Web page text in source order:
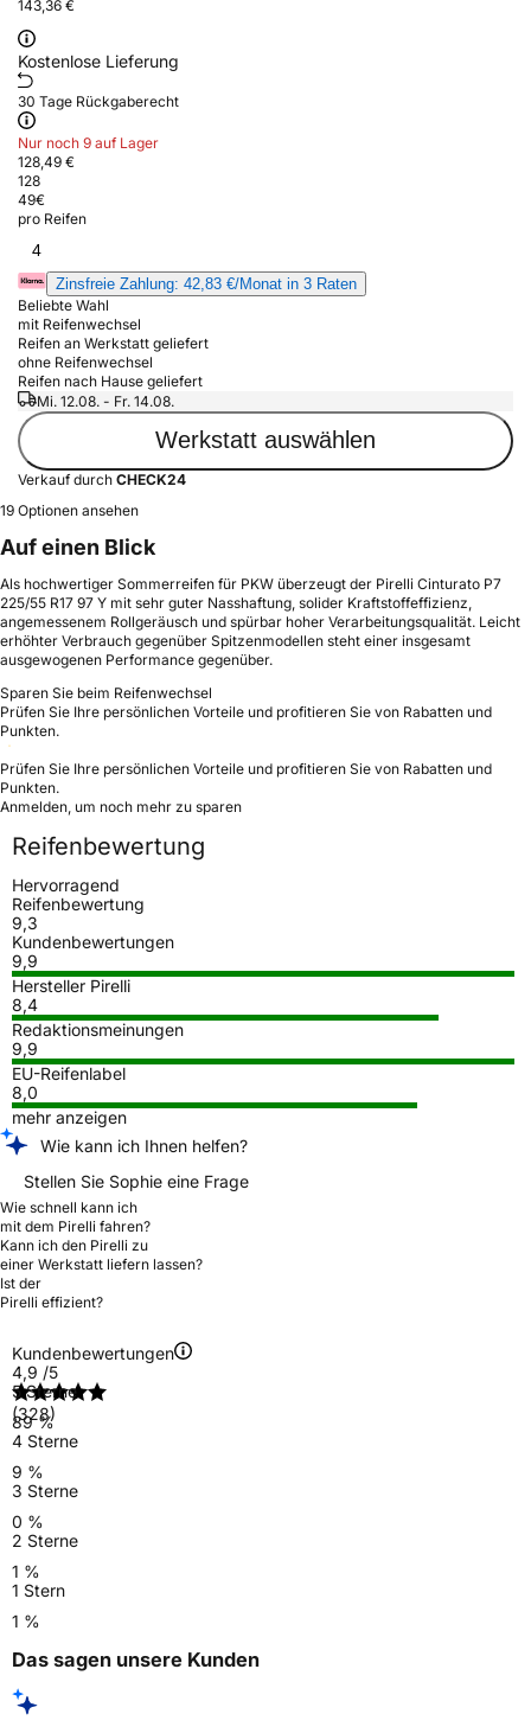
143,36 €
Kostenlose Lieferung
30 Tage Rückgaberecht
Nur noch 9 auf Lager
128,49 €
128
49€
pro Reifen
4
Zinsfreie Zahlung: 42,83 €/Monat in 3 Raten
Beliebte Wahl
mit Reifenwechsel
Reifen an Werkstatt geliefert
ohne Reifenwechsel
Reifen nach Hause geliefert
Mi. 12.08. - Fr. 14.08.
Werkstatt auswählen
Verkauf durch CHECK24
19 Optionen ansehen
Auf einen Blick
Als hochwertiger Sommerreifen für PKW überzeugt der Pirelli Cinturato P7
225/55 R17 97 Y mit sehr guter Nasshaftung, solider Kraftstoffeffizienz,
angemessenem Rollgeräusch und spürbar hoher Verarbeitungsqualität. Leicht
erhöhter Verbrauch gegenüber Spitzenmodellen steht einer insgesamt
ausgewogenen Performance gegenüber.
Sparen Sie beim Reifenwechsel
Prüfen Sie Ihre persönlichen Vorteile und profitieren Sie von Rabatten und
Punkten.
Prüfen Sie Ihre persönlichen Vorteile und profitieren Sie von Rabatten und
Punkten.
Anmelden, um noch mehr zu sparen
Reifenbewertung
Hervorragend
Reifenbewertung
9,3
Kundenbewertungen
9,9
Hersteller Pirelli
8,4
Redaktionsmeinungen
9,9
EU-Reifenlabel
8,0
mehr anzeigen
Wie kann ich Ihnen helfen?
Stellen Sie Sophie eine Frage
Wie schnell kann ich
mit dem Pirelli fahren?
Kann ich den Pirelli zu
einer Werkstatt liefern lassen?
Ist der
Pirelli effizient?
Kundenbewertungen
4,9 /5
(328)
5 Sterne
89 %
4 Sterne
9 %
3 Sterne
0 %
2 Sterne
1 %
1 Stern
1 %
Das sagen unsere Kunden